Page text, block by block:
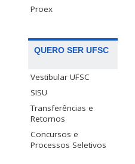
Proex
QUERO SER UFSC
Vestibular UFSC
SISU
Transferências e
Retornos
Concursos e
Processos Seletivos